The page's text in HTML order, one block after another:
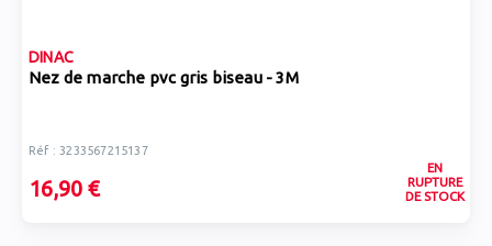
DINAC
Nez de marche pvc gris biseau - 3M
Réf : 3233567215137
16,90 €
EN
RUPTURE
DE STOCK